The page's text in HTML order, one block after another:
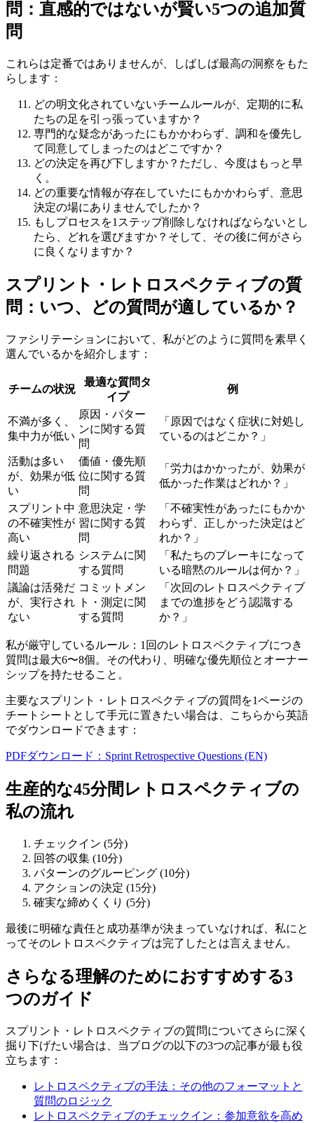
問：直感的ではないが賢い5つの追加質
問
これらは定番ではありませんが、しばしば最高の洞察をもた
らします：
どの明文化されていないチームルールが、定期的に私
たちの足を引っ張っていますか？
専門的な疑念があったにもかかわらず、調和を優先し
て同意してしまったのはどこですか？
どの決定を再び下しますか？ただし、今度はもっと早
く。
どの重要な情報が存在していたにもかかわらず、意思
決定の場にありませんでしたか？
もしプロセスを1ステップ削除しなければならないとし
たら、どれを選びますか？そして、その後に何がさら
に良くなりますか？
スプリント・レトロスペクティブの質
問：いつ、どの質問が適しているか？
ファシリテーションにおいて、私がどのように質問を素早く
選んでいるかを紹介します：
チームの状況
最適な質問タ
イプ
例
不満が多く、
集中力が低い
原因・パター
ンに関する質
問
「原因ではなく症状に対処し
ているのはどこか？」
活動は多い
が、効果が低
い
価値・優先順
位に関する質
問
「労力はかかったが、効果が
低かった作業はどれか？」
スプリント中
の不確実性が
高い
意思決定・学
習に関する質
問
「不確実性があったにもかか
わらず、正しかった決定はど
れか？」
繰り返される
問題
システムに関
する質問
「私たちのブレーキになって
いる暗黙のルールは何か？」
議論は活発だ
が、実行され
ない
コミットメン
ト・測定に関
する質問
「次回のレトロスペクティブ
までの進捗をどう認識する
か？」
私が厳守しているルール：1回のレトロスペクティブにつき
質問は最大6〜8個。その代わり、明確な優先順位とオーナー
シップを持たせること。
主要なスプリント・レトロスペクティブの質問を1ページの
チートシートとして手元に置きたい場合は、こちらから英語
でダウンロードできます：
PDFダウンロード：Sprint Retrospective Questions (EN)
生産的な45分間レトロスペクティブの
私の流れ
チェックイン (5分)
回答の収集 (10分)
パターンのグルーピング (10分)
アクションの決定 (15分)
確実な締めくくり (5分)
最後に明確な責任と成功基準が決まっていなければ、私にと
ってそのレトロスペクティブは完了したとは言えません。
さらなる理解のためにおすすめする3
つのガイド
スプリント・レトロスペクティブの質問についてさらに深く
掘り下げたい場合は、当ブログの以下の3つの記事が最も役
立ちます：
レトロスペクティブの手法：その他のフォーマットと
質問のロジック
レトロスペクティブのチェックイン：参加意欲を高め